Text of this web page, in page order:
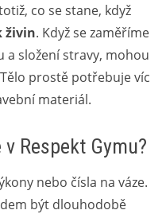
co se stane, když
živin. Když se zaměříme
a složení stravy, mohou
prostě potřebuje víc
materiál.
Respekt Gymu?
nebo čísla na váze.
být dlouhodobě